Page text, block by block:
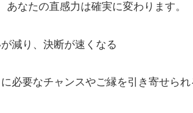
あなたの直感力は確実に変わります。
減り、決断が速くなる
必要なチャンスやご縁を引き寄せられ